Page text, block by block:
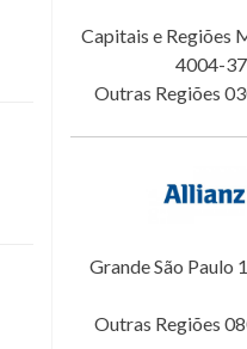
Capitais e Regiões
4004-
Outras Regiões
Grande São Paulo
Outras Regiões